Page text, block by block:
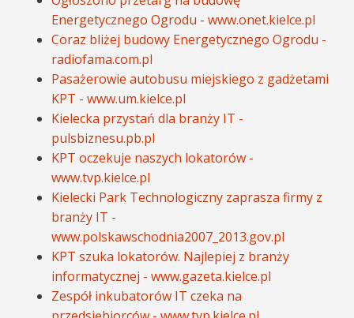
Energetycznego Ogrodu - www.onet.kielce.pl
Coraz bliżej budowy Energetycznego Ogrodu -
radiofama.com.pl
Pasażerowie autobusu miejskiego z gadżetami
KPT - www.um.kielce.pl
Kielecka przystań dla branży IT -
pulsbiznesu.pb.pl
KPT oczekuje naszych lokatorów -
www.tvp.kielce.pl
Kielecki Park Technologiczny zaprasza firmy z
branży IT -
www.polskawschodnia2007_2013.gov.pl
KPT szuka lokatorów. Najlepiej z branży
informatycznej - www.gazeta.kielce.pl
Zespół inkubatorów IT czeka na